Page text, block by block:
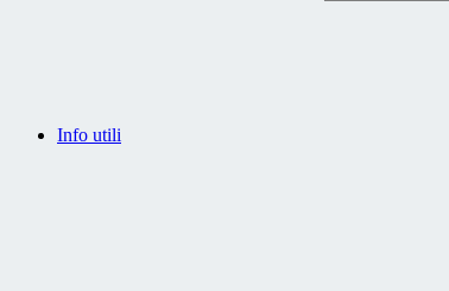
Info utili